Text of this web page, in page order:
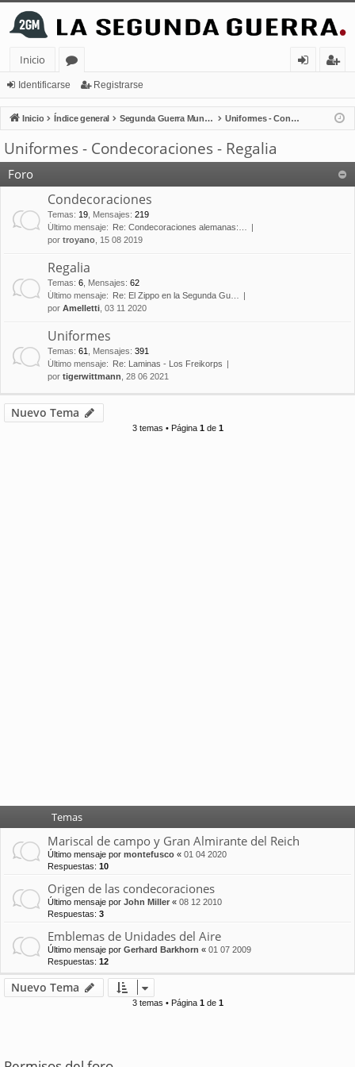
Inicio
or
os
nt
ifi
ist
ra
Identificarse Registrarse
Inicio Índice general Segunda Guerra Mundial Uniformes - Condecoraciones - Regalia
Uniformes - Condecoraciones - Regalia
Foro
Condecoraciones
Temas: 19 Mensajes: 219
Último mensaje: Re: Condecoraciones alemanas:…
por troyano , 15 08 2019
Regalia
Temas: 6 Mensajes: 62
Último mensaje: Re: El Zippo en la Segunda Gu…
por Amelletti , 03 11 2020
Uniformes
Temas: 61 Mensajes: 391
Último mensaje: Re: Laminas - Los Freikorps
por tigerwittmann , 28 06 2021
Nuevo Tema
3 temas • Página 1de 1
Temas
Mariscal de campo y Gran Almirante del Reich
Último mensaje por montefusco « 01 04 2020
Respuestas: 10
Origen de las condecoraciones
Último mensaje por John Miller « 08 12 2010
Respuestas: 3
Emblemas de Unidades del Aire
Último mensaje por Gerhard Barkhorn « 01 07 2009
Respuestas: 12
Nuevo Tema
3 temas • Página 1de 1